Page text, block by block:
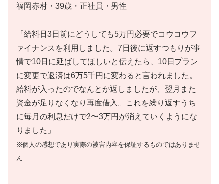
福岡赤村・39歳・正社員・男性
「給料日3日前にどうしても5万円必要でコウコウフ
ァイナンスを利用しました。7日後に返すつもりが事
情で10日に延ばしてほしいと伝えたら、10日プラン
に変更で返済は6万5千円に変わると言われました。
給料が入ったのでなんとか返しましたが、翌月また
資金が足りなくなり再度借入。これを繰り返すうち
に毎月の利息だけで2〜3万円が消えていくようにな
りました」
※個人の感想であり実際の被害内容を保証するものではありませ
ん